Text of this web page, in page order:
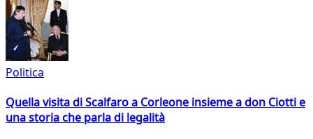
Politica
Quella visita di Scalfaro a Corleone insieme a don Ciotti e
una storia che parla di legalità